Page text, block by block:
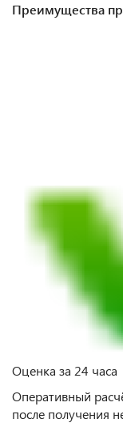
Преимущества
Оценка за 24 часа
Оперативный
после получения